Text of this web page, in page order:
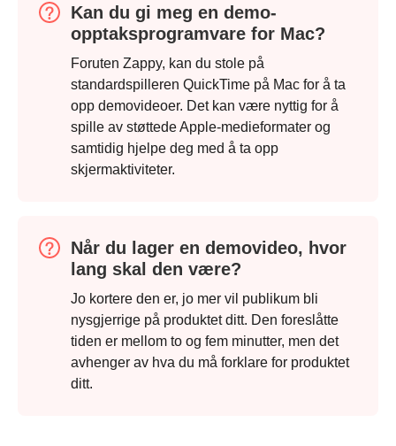
Kan du gi meg en demo-
opptaksprogramvare for Mac?
Foruten Zappy, kan du stole på
standardspilleren QuickTime på Mac for å ta
opp demovideoer. Det kan være nyttig for å
spille av støttede Apple-medieformater og
samtidig hjelpe deg med å ta opp
skjermaktiviteter.
Når du lager en demovideo, hvor
lang skal den være?
Jo kortere den er, jo mer vil publikum bli
nysgjerrige på produktet ditt. Den foreslåtte
tiden er mellom to og fem minutter, men det
avhenger av hva du må forklare for produktet
ditt.